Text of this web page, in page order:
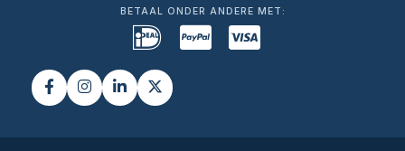
BETAAL ONDER ANDERE MET: